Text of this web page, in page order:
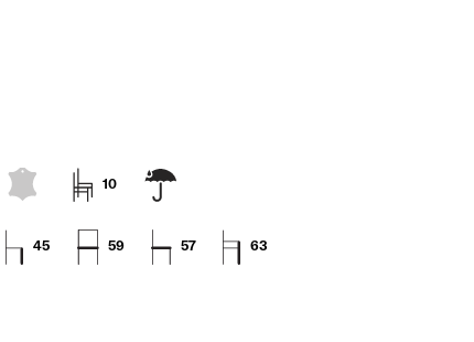
10
45 59 57 63